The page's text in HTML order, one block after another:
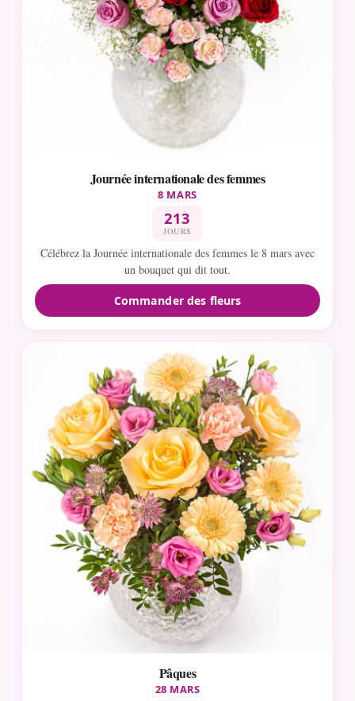
Journée internationale des femmes
8 MARS
213
JOURS
Célébrez la Journée internationale des femmes le 8 mars avec
un bouquet qui dit tout.
Commander des fleurs
Pâques
28 MARS